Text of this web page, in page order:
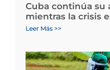
Cuba continúa su
mientras la crisis
Leer Más >>